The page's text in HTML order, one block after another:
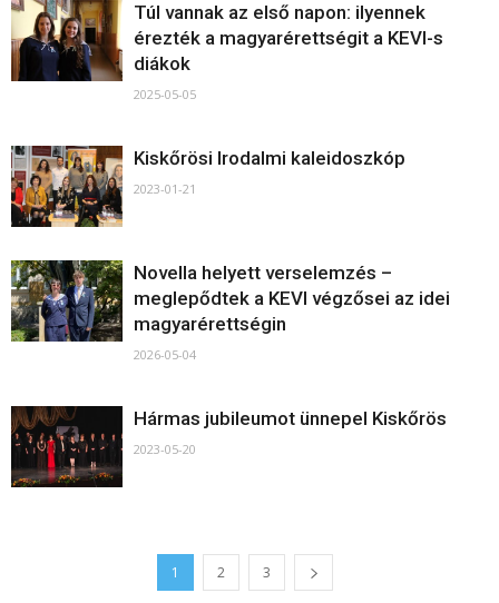
Túl vannak az első napon: ilyennek
érezték a magyarérettségit a KEVI-s
diákok
2025-05-05
Kiskőrösi Irodalmi kaleidoszkóp
2023-01-21
Novella helyett verselemzés –
meglepődtek a KEVI végzősei az idei
magyarérettségin
2026-05-04
Hármas jubileumot ünnepel Kiskőrös
2023-05-20
1 2 3